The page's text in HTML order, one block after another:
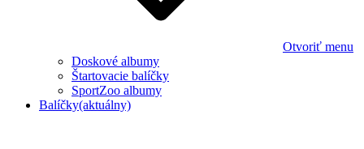
Otvoriť menu
Doskové albumy
Štartovacie balíčky
SportZoo albumy
Balíčky(aktuálny)